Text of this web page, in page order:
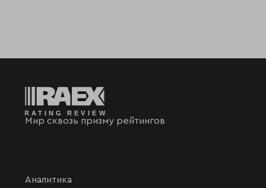
Мир сквозь призму рейтингов
Аналитика